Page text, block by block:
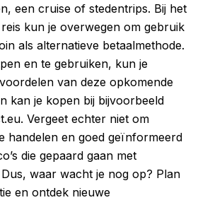
een cruise of stedentrips. Bij het
kun je overwegen om gebruik
als alternatieve betaalmethode.
en te gebruiken, kun je
van deze opkomende
kan je kopen bij bijvoorbeeld
. Vergeet echter niet om
handelen en goed geïnformeerd
die gepaard gaan met
waar wacht je nog op? Plan
en ontdek nieuwe